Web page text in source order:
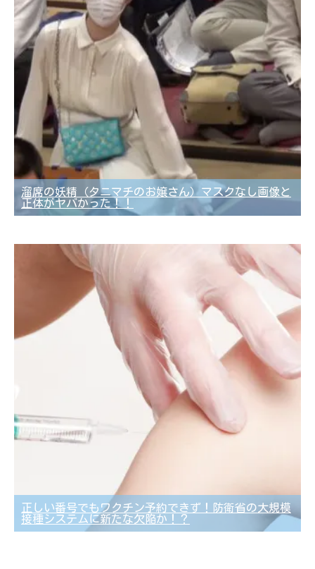
溜席の妖精（タニマチのお嬢さん）マスクなし画像と
正体がヤバかった！！
正しい番号でもワクチン予約できず！防衛省の大規模
接種システムに新たな欠陥か！？